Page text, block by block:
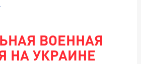
ВОЕННАЯ
НА УКРАИНЕ